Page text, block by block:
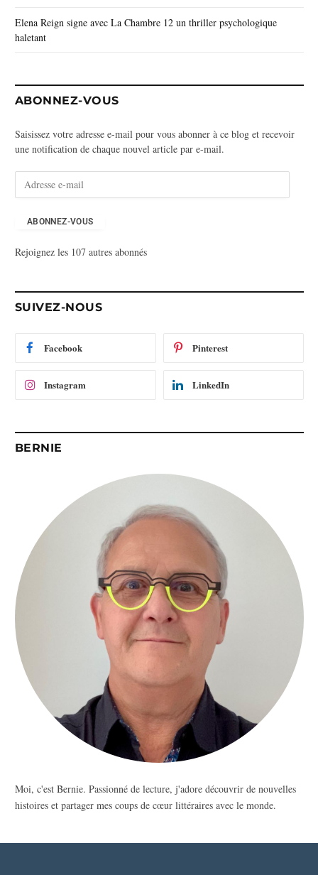
Elena Reign signe avec La Chambre 12 un thriller psychologique
haletant
ABONNEZ-VOUS
Saisissez votre adresse e-mail pour vous abonner à ce blog et recevoir
une notification de chaque nouvel article par e-mail.
s
-
m
ABONNEZ-VOUS
Rejoignez les 107 autres abonnés
SUIVEZ-NOUS
Facebook Pinterest
Instagram LinkedIn
BERNIE
Moi, c'est Bernie. Passionné de lecture, j'adore découvrir de nouvelles
histoires et partager mes coups de cœur littéraires avec le monde.